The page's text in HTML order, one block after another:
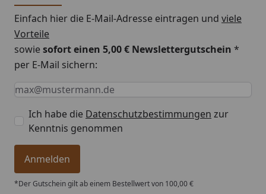
Einfach hier die E-Mail-Adresse eintragen und viele
Vorteile
sowiesofort einen 5,00 € Newslettergutschein *
per E-Mail sichern:
Keine Eingabe erforderlich
Eingabe erforderlich
E-Mail *
Ich habe die Datenschutzbestimmungen zur
Kenntnis genommen
Anmelden
*Der Gutschein gilt ab einem Bestellwert von 100,00 €